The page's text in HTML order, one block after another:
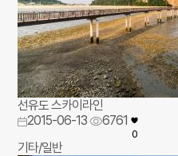
선유도 스카이라인
2015-06-13
6761
0
기타/일반